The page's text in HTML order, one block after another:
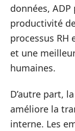
données, ADP
productivité
processus
et une
humaines.
D’autre part,
améliore la
interne. Les